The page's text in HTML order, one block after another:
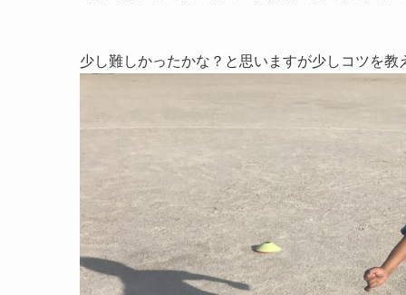
少し難しかったかな？と思いますが少しコツを